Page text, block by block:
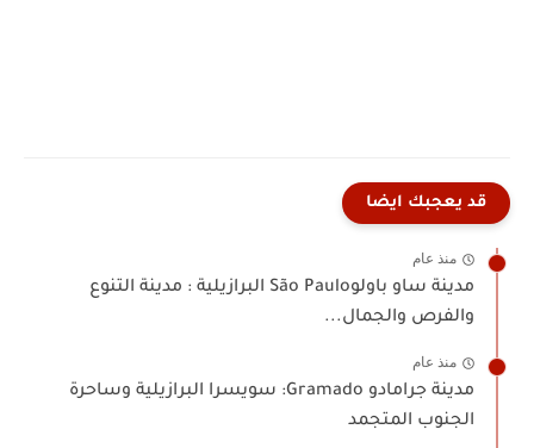
قد يعجبك ايضا
منذ عام
مدينة ساو باولوSão Paulo البرازيلية : مدينة التنوع
والفرص والجمال...
منذ عام
مدينة جرامادو Gramado: سويسرا البرازيلية وساحرة
الجنوب المتجمد